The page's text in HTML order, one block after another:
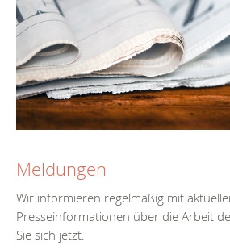
Meldungen
Wir informieren regelmäßig mit
Presseinformationen über die Arbeit
Sie sich jetzt.